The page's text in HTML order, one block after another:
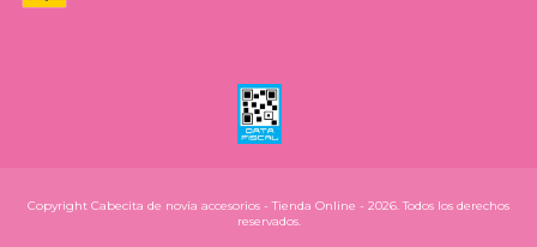
Copyright Cabecita de novia accesorios - Tienda Online - 2026. Todos los derechos
reservados.